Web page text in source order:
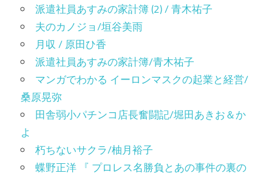
派遣社員あすみの家計簿 (2) / 青木祐子
夫のカノジョ/垣谷美雨
月収 / 原田ひ香
派遣社員あすみの家計簿/青木祐子
マンガでわかる イーロンマスクの起業と経営/
桑原晃弥
田舎弱小パチンコ店長奮闘記/堀田あきお＆か
よ
朽ちないサクラ/柚月裕子
蝶野正洋 『 プロレス名勝負とあの事件の裏の